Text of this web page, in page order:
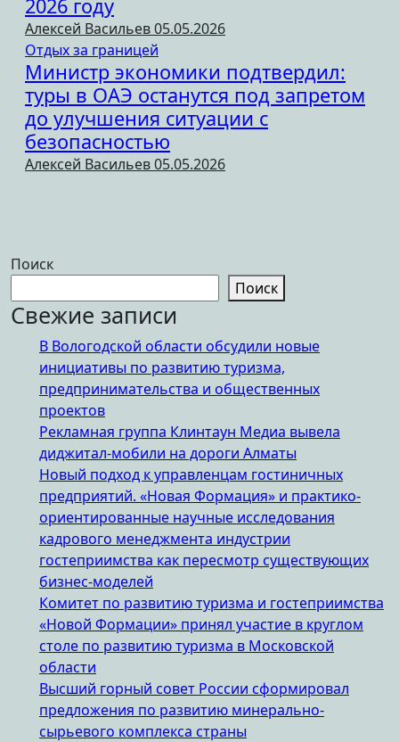
2026 году
Алексей Васильев05.05.2026
Отдых за границей
Министр экономики подтвердил:
туры в ОАЭ останутся под запретом
до улучшения ситуации с
безопасностью
Алексей Васильев05.05.2026
Поиск
Поиск
Свежие записи
В Вологодской области обсудили новые
инициативы по развитию туризма,
предпринимательства и общественных
проектов
Рекламная группа Клинтаун Медиа вывела
диджитал-мобили на дороги Алматы
Новый подход к управленцам гостиничных
предприятий. «Новая Формация» и практико-
ориентированные научные исследования
кадрового менеджмента индустрии
гостеприимства как пересмотр существующих
бизнес-моделей
Комитет по развитию туризма и гостеприимства
«Новой Формации» принял участие в круглом
столе по развитию туризма в Московской
области
Высший горный совет России сформировал
предложения по развитию минерально-
сырьевого комплекса страны